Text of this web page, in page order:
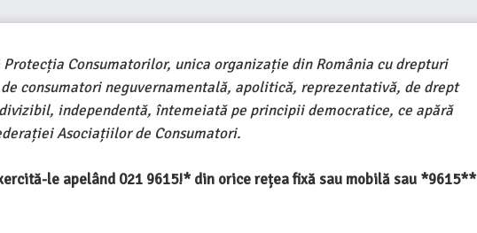
Consumatorilor, unica organizație din România cu drepturi
consumatori neguvernamentală, apolitică, reprezentativă, de drept
independentă, întemeiată pe principii democratice, ce apără
Asociațiilor de Consumatori.
le apelând 021 9615!* din orice rețea fixă sau mobilă sau *9615**